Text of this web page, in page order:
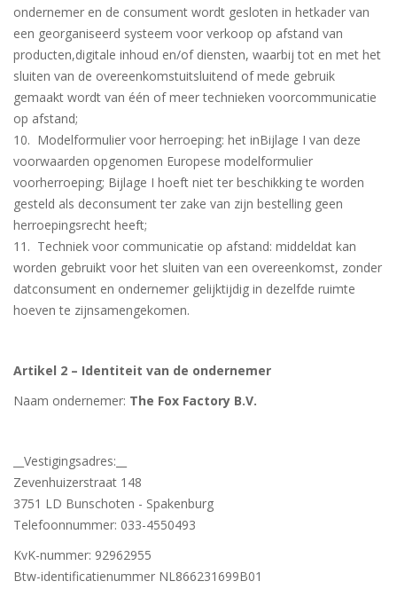
ondernemer en de consument wordt gesloten in hetkader van
een georganiseerd systeem voor verkoop op afstand van
producten,digitale inhoud en/of diensten, waarbij tot en met het
sluiten van de overeenkomstuitsluitend of mede gebruik
gemaakt wordt van één of meer technieken voorcommunicatie
op afstand;
10. Modelformulier voor herroeping: het inBijlage I van deze
voorwaarden opgenomen Europese modelformulier
voorherroeping; Bijlage I hoeft niet ter beschikking te worden
gesteld als deconsument ter zake van zijn bestelling geen
herroepingsrecht heeft;
11. Techniek voor communicatie op afstand: middeldat kan
worden gebruikt voor het sluiten van een overeenkomst, zonder
datconsument en ondernemer gelijktijdig in dezelfde ruimte
hoeven te zijnsamengekomen.
Artikel 2 – Identiteit van de ondernemer
Naam ondernemer: The Fox Factory B.V.
__Vestigingsadres:__
Zevenhuizerstraat 148
3751 LD Bunschoten - Spakenburg
Telefoonnummer: 033-4550493
KvK-nummer: 92962955
Btw-identificatienummer NL866231699B01